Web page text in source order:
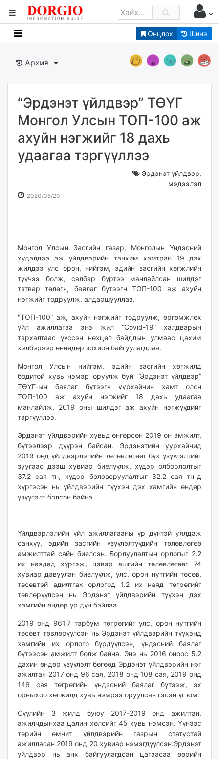
Онцлох Шинэ
Мэдээллийн
Банк санхүү
Бизнес ААН
Төрийн
Нийслэлийн
dorgio.mn
Gogo.mn
caak.mn
zindaa.mn
Livetv.mn
Eguur.mn
24tsag.mn
shuud.mn
eagle.mn
zarig.mn
today.mn
zuv.mn
ugluu.mn
urlag.mn
unen.mn
asu.mn
shudarga.mn
shuurhai.mn
unuudur.mn
isee.mn
mglradio.com
itoim.mn
times.mn
tvmongolia.mn
mass.mn
unegui.mn
assa.mn
toim.mn
tac.mn
unread.today
Архив
“Эрдэнэт үйлдвэр” ТӨҮГ
Монгол Улсын ТОП-100 аж
ахуйн нэгжийг 18 дахь
удаагаа тэргүүллээ
Эрдэнэт үйлдвэр,
мэдээлэл
2020/05/20
Монгол Улсын Засгийн газар, Монголын Үндэсний
худалдаа аж үйлдвэрийн танхим хамтран 19 дэх
жилдээ улс орон, нийгэм, эдийн засгийн хөгжлийн
түүчээ болж, салбар бүртээ манлайлсан шилдэг
татвар төлөгч, баялаг бүтээгч ТОП-100 аж ахуйн
нэгжийг тодруулж, алдаршууллаа.
"ТОП-100” аж, ахуйн нэгжийг тодруулж, өргөмжлөх
үйл ажиллагаа энэ жил “Covid-19” халдварын
тархалтаас үүссэн нөхцөл байдлын улмаас цахим
хэлбэрээр өнөөдөр зохион байгуулагдлаа.
Монгол Улсын нийгэм, эдийн засгийн хөгжилд
бодитой хувь нэмэр оруулж буй “Эрдэнэт үйлдвэр”
ТӨҮГ-ын баялаг бүтээгч уурхайчин хамт олон
ТОП-100 аж ахуйн нэгжийг 18 дахь удаагаа
манлайлж, 2019 оны шилдэг аж ахуйн нэгжүүдийг
тэргүүллээ.
Эрдэнэт үйлдвэрийн хувьд өнгөрсөн 2019 он амжилт,
бүтээлээр дүүрэн байсан. Эрдэнэтийн уурхайчид
2019 онд үйлдвэрлэлийн төлөвлөгөөт бүх үзүүлэлтийг
зуугаас дээш хувиар биелүүлж, хүдэр олборлолтыг
37.2 сая тн, хүдэр боловсруулалтыг 32.2 сая тн-д
хүргэсэн нь үйлдвэрийн түүхэн дэх хамгийн өндөр
үзүүлэлт болсон байна.
Үйлдвэрлэлийн үйл ажиллагааны үр дүнтэй уялдаж
санхүү, эдийн засгийн үзүүлэлтүүдийн төлөвлөгөө
амжилттай сайн биелсэн. Борлуулалтын орлогыг 2.2
их наядад хүргэж, цэвэр ашгийн төлөвлөгөөг 74
хувиар давуулан биелүүлж, улс, орон нутгийн төсөв,
төсөвтэй адилтгах орлогод 1.2 их наяд төгрөгийг
төвлөрүүлсэн нь Эрдэнэт үйлдвэрийн түүхэн дэх
хамгийн өндөр үр дүн байлаа.
2019 онд 961.7 тэрбум төгрөгийг улс, орон нутгийн
төсөвт төвлөрүүлсэн нь Эрдэнэт үйлдвэрийн түүхэнд
хамгийн их орлого бүрдүүлсэн, үндэсний баялаг
бүтээсэн амжилт болж байна. Энэ нь 2016 оноос 5.2
дахин өндөр үзүүлэлт бөгөөд Эрдэнэт үйлдвэрийн нэг
ажилтан 2017 онд 96 сая, 2018 онд 108 сая, 2019 онд
146 сая төгрөгийн үндэсний баялаг бүтээж, эх
орныхоо хөгжилд хувь нэмрээ оруулсан гэсэн үг юм.
Сүүлийн 3 жилд буюу 2017-2019 онд ажилтан,
ажилчдынхаа цалин хөлсийг 45 хувь нэмсэн. Үүнээс
төрийн өмчит үйлдвэрийн газрын статустай
ажилласан 2019 онд 20 хувиар нэмэгдүүлсэн.Эрдэнэт
үйлдвэр нь анх байгуулагдсан цагаасаа өөрийн